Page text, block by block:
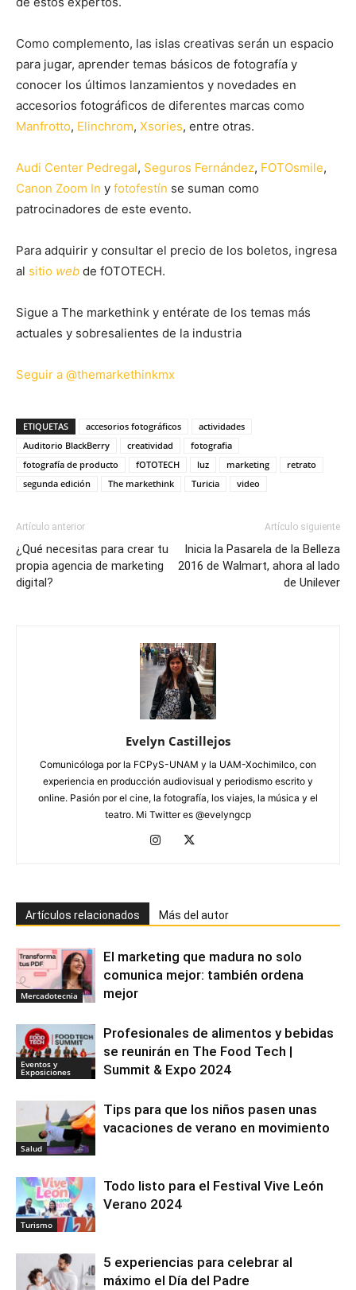
Como complemento, las islas creativas serán un espacio
para jugar, aprender temas básicos de fotografía y
conocer los últimos lanzamientos y novedades en
accesorios fotográficos de diferentes marcas como
Manfrotto, Elinchrom, Xsories, entre otras.
Audi Center Pedregal, Seguros Fernández, FOTOsmile,
Canon Zoom In y fotofestín se suman como
patrocinadores de este evento.
Para adquirir y consultar el precio de los boletos, ingresa
al sitio web de fOTOTECH.
Sigue a The markethink y entérate de los temas más
actuales y sobresalientes de la industria
Seguir a @themarkethinkmx
ETIQUETAS accesorios fotográficos
actividades
Auditorio BlackBerry
creatividad
fotografia
fotografía de producto
fOTOTECH luz marketing
retrato
segunda edición
The markethink Turicia video
Artículo anterior
¿Qué necesitas para crear tu
propia agencia de marketing
digital?
Artículo siguiente
Inicia la Pasarela de la Belleza
2016 de Walmart, ahora al lado
de Unilever
Evelyn Castillejos
Comunicóloga por la FCPyS-UNAM y la UAM-Xochimilco, con
experiencia en producción audiovisual y periodismo escrito y
online. Pasión por el cine, la fotografía, los viajes, la música y el
teatro. Mi Twitter es @evelyngcp
Artículos relacionados Más del autor
Mercadotecnia
El marketing que madura no solo
comunica mejor: también ordena
mejor
Eventos y
Exposiciones
Profesionales de alimentos y bebidas
se reunirán en The Food Tech |
Summit & Expo 2024
Salud
Tips para que los niños pasen unas
vacaciones de verano en movimiento
Turismo
Todo listo para el Festival Vive León
Verano 2024
5 experiencias para celebrar al
máximo el Día del Padre